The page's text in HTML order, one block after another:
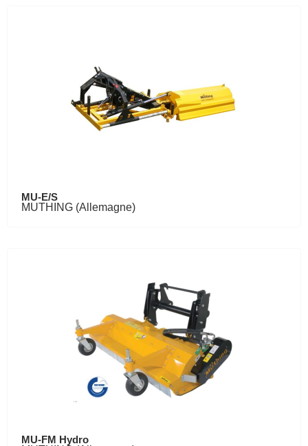
MU-E/S
MUTHING (Allemagne)
MU-FM Hydro